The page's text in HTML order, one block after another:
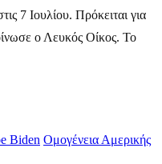
7 Ιουλίου. Πρόκειται για
ο Λευκός Οίκος. To
Biden Ομογένεια Αμερικής